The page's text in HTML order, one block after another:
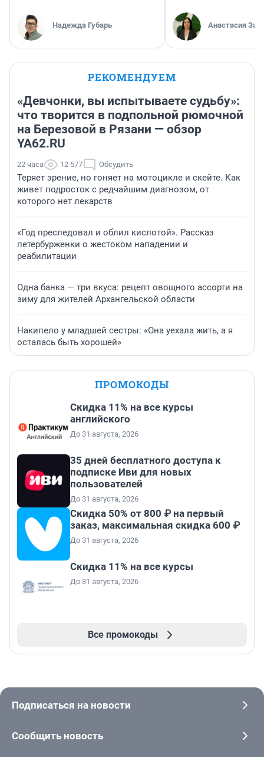
Надежда Губарь Анастасия
РЕКОМЕНДУЕМ
«Девчонки, вы испытываете судьбу»:
что творится в подпольной рюмочной
на Березовой в Рязани — обзор
YA62.RU
22 часа 12 577 Обсудить
Теряет зрение, но гоняет на мотоцикле и скейте. Как
живет подросток с редчайшим диагнозом, от
которого нет лекарств
«Год преследовал и облил кислотой». Рассказ
петербурженки о жестоком нападении и
реабилитации
Одна банка — три вкуса: рецепт овощного ассорти на
зиму для жителей Архангельской области
Накипело у младшей сестры: «Она уехала жить, а я
осталась быть хорошей»
ПРОМОКОДЫ
Скидка 11% на все курсы
английского
До 31 августа, 2026
35 дней бесплатного доступа к
подписке Иви для новых
пользователей
До 31 августа, 2026
Скидка 50% от 800 ₽ на первый
заказ, максимальная скидка 600 ₽
До 31 августа, 2026
Скидка 11% на все курсы
До 31 августа, 2026
Все промокоды
Подписаться на новости
Сообщить новость